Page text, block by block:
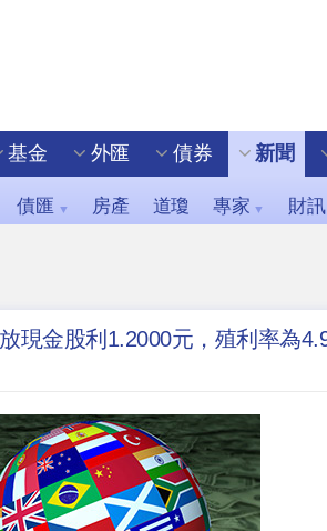
基金 外匯 債券 新聞
債匯 ▼ 房產 道瓊 專家 ▼ 財訊
現金股利1.2000元，殖利率為